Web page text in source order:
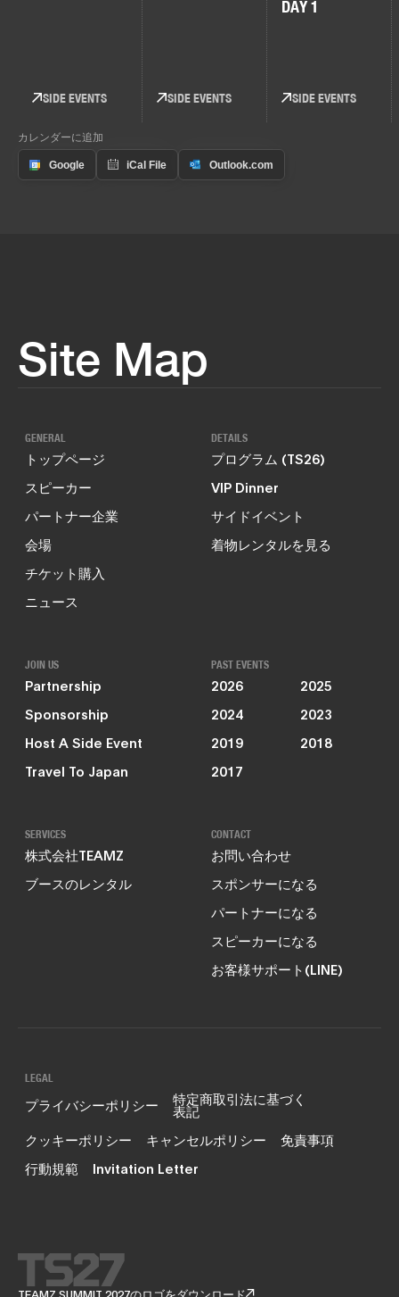
SIDE EVENTS SIDE EVENTS
DAY 1
SIDE EVENTS
カレンダーに追加
Site Map
GENERAL
トップページ
スピーカー
パートナー企業
会場
チケット購入
ニュース
DETAILS
プログラム (TS26)
VIP Dinner
サイドイベント
着物レンタルを見る
JOIN US
Partnership
Sponsorship
Host A Side Event
Travel To Japan
PAST EVENTS
2026
2025
2024
2023
2019
2018
2017
SERVICES
株式会社TEAMZ
ブースのレンタル
CONTACT
お問い合わせ
スポンサーになる
パートナーになる
スピーカーになる
お客様サポート(LINE)
LEGAL
プライバシーポリシー 特定商取引法に基づく
表記
クッキーポリシー
キャンセルポリシー
免責事項
行動規範
Invitation Letter
TEAMZ SUMMIT 2027のロゴをダウンロード